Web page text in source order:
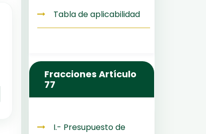
Tabla de aplicabilidad
Fracciones Artículo
77
I.- Presupuesto de